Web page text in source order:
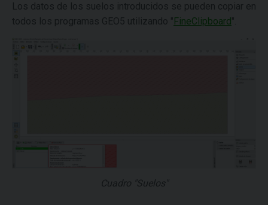
Los datos de los suelos introducidos se pueden copiar en
todos los programas GEO5 utilizando "FineClipboard".
Cuadro "Suelos"